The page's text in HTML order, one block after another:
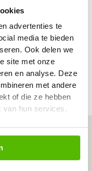
advertenties te
media te bieden
Ook delen we
site met onze
en analyse. Deze
met andere
of die ze hebben
van hun services.
onze dienst vind